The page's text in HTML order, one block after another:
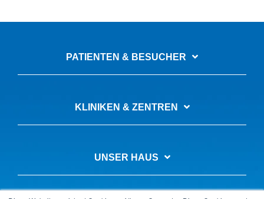
PATIENTEN & BESUCHER
KLINIKEN & ZENTREN
UNSER HAUS